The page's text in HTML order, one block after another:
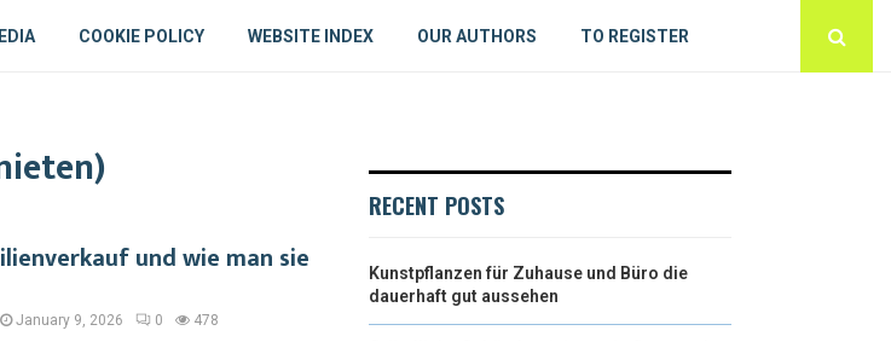
COOKIE POLICY WEBSITE INDEX OUR AUTHORS TO REGISTER
und wie man sie
January 9, 2026 0 478
RECENT POSTS
Kunstpflanzen für Zuhause und Büro die
dauerhaft gut aussehen